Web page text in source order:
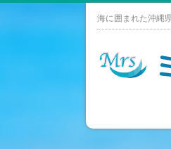
海に囲まれた沖縄